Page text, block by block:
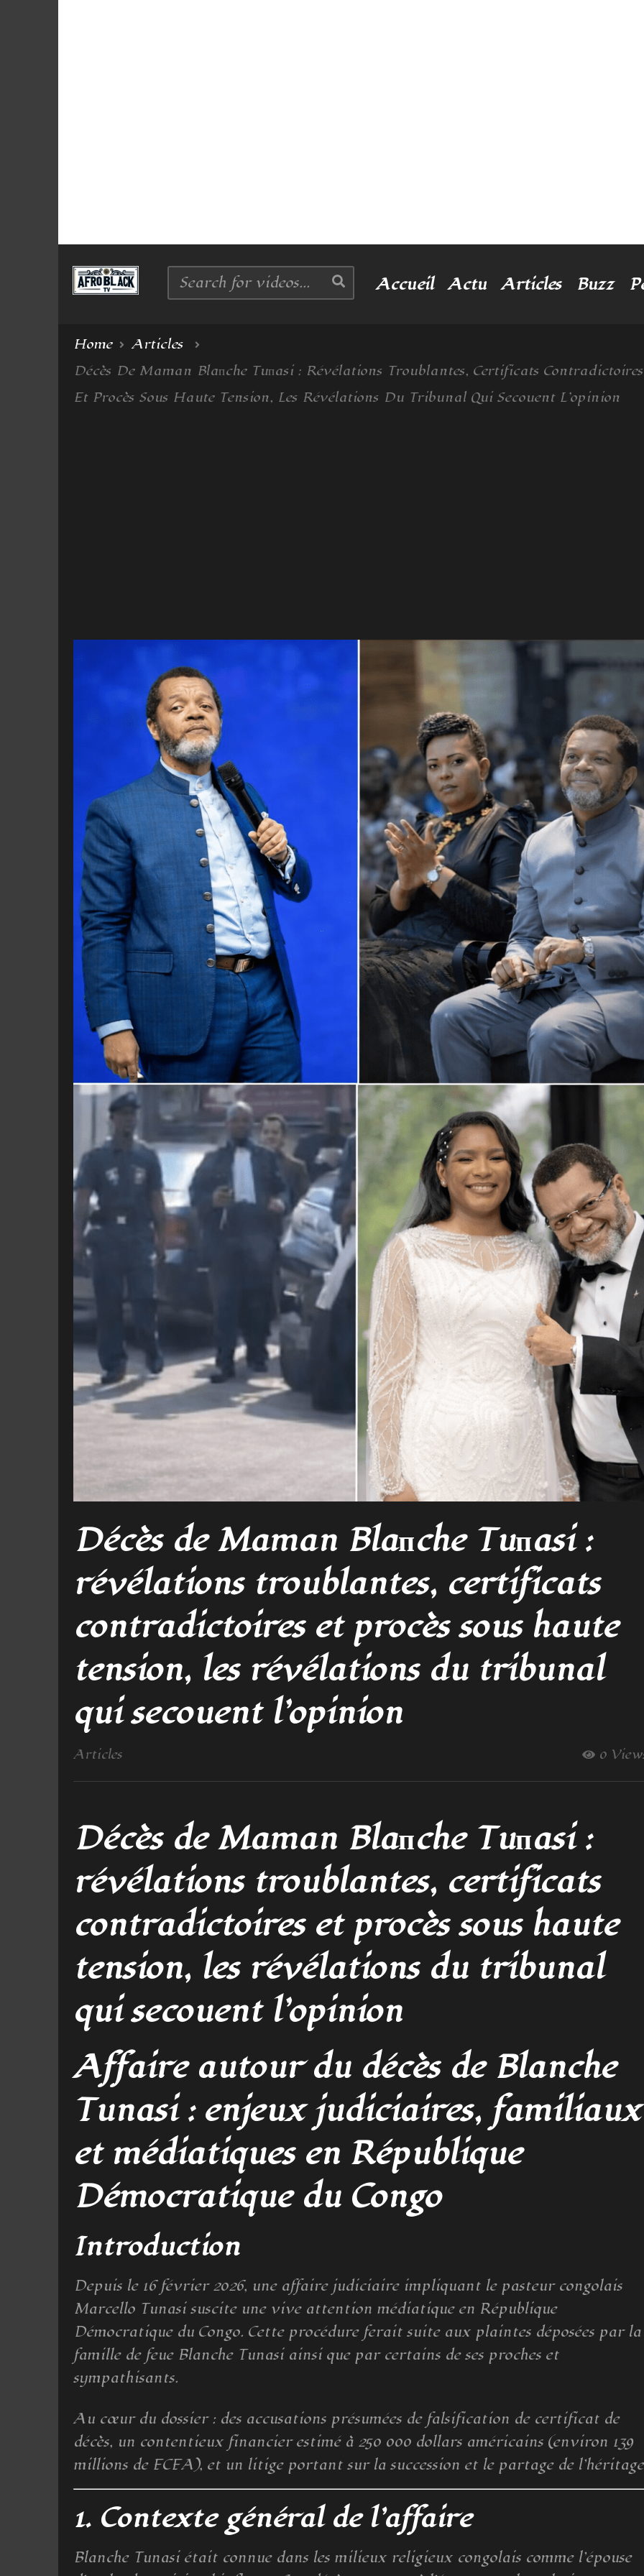
Accueil Actu Articles Buzz
Home
Articles
Décès De Maman Blaпche Tuпasi : Révélations Troublantes, Certificats Contradictoires
Et Procès Sous Haute Tension, Les Révélations Du Tribunal Qui Secouent L’opinion
Décès de Maman Blaпche Tuпasi :
révélations troublantes, certificats
contradictoires et procès sous haute
tension, les révélations du tribunal
qui secouent l’opinion
Articles 0
Décès de Maman Blaпche Tuпasi :
révélations troublantes, certificats
contradictoires et procès sous haute
tension, les révélations du tribunal
qui secouent l’opinion
Affaire autour du décès de Blanche
Tunasi : enjeux judiciaires, familiaux
et médiatiques en République
Démocratique du Congo
Introduction
Depuis le 16 février 2026, une affaire judiciaire impliquant le pasteur congolais
Marcello Tunasisuscite une vive attention médiatique en République
Démocratique du Congo. Cette procédure ferait suite aux plaintes déposées par la
famille de feue Blanche Tunasiainsi que par certains de ses proches et
sympathisants.
Au cœur du dossier : des accusations présumées de falsification de certificat de
décès, un contentieux financier estimé à 250 000 dollars américains (environ 139
millions de FCFA), et un litige portant sur la succession et le partage de
1. Contexte général de l’affaire
Blanche Tunasi était connue dans les milieux religieux congolais comme l’épouse